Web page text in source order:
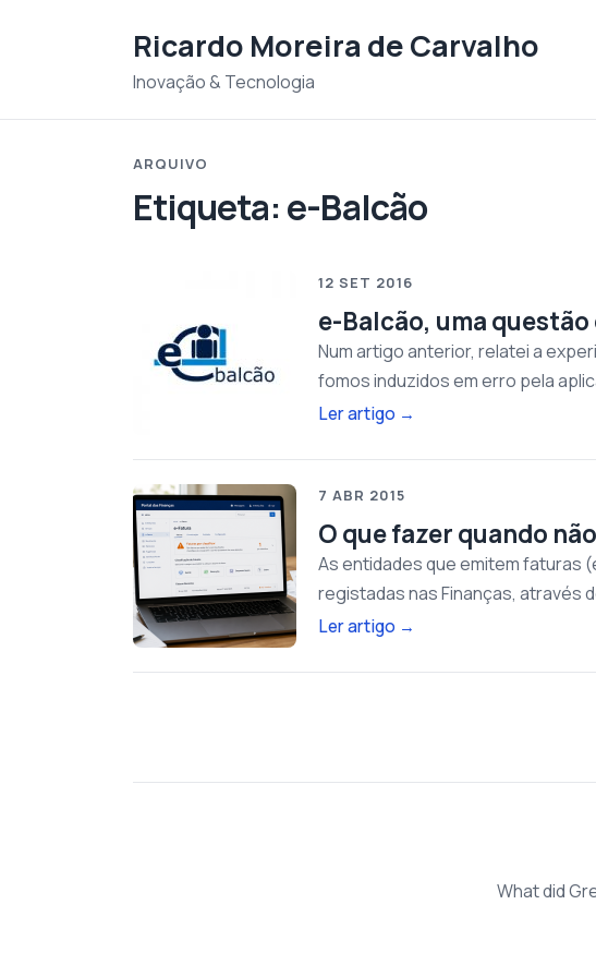
Ricardo Moreira de Carvalho
Inovação & Tecnologia
ARQUIVO
Etiqueta: e-Balcão
12 SET 2016
e-Balcão, uma
Num artigo anterior, relatei a
fomos induzidos em erro pela
Ler artigo →
7 ABR 2015
O que fazer quando
As entidades que emitem faturas
registadas nas Finanças, através
Ler artigo →
What did